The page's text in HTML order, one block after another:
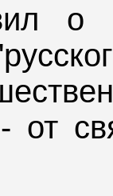
о
от